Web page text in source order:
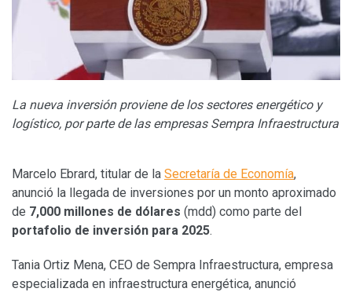
La nueva inversión proviene de los sectores energético y
logístico, por parte de las empresas Sempra Infraestructura
Marcelo Ebrard, titular de la Secretaría de Economía,
anunció la llegada de inversiones por un monto aproximado
de 7,000 millones de dólares (mdd) como parte del
portafolio de inversión para 2025.
Tania Ortiz Mena, CEO de Sempra Infraestructura, empresa
especializada en infraestructura energética, anunció